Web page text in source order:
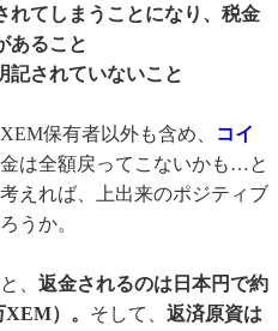
れてしまうことになり、税金
あること
記されていないこと
保有者以外も含め、
コイ
は全額戻ってこないかも…と
えれば、上出来のポジティブ
うか。
、 返金されるのは日本円で約
）。 そして、 返済原資は